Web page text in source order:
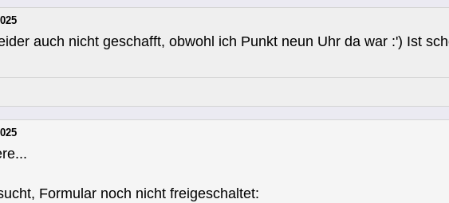
auch nicht geschafft, obwohl ich Punkt neun Uhr da war :') Ist
Formular noch nicht freigeschaltet: